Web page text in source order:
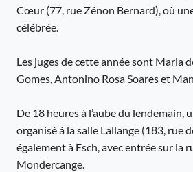
Cœur (77, rue Zénon Bernard), où
célébrée.
Les juges de cette année sont Maria
Gomes, Antonino Rosa Soares et
De 18 heures à l’aube du lendemain,
organisé à la salle Lallange (183, rue
également à Esch, avec entrée sur la
Mondercange.